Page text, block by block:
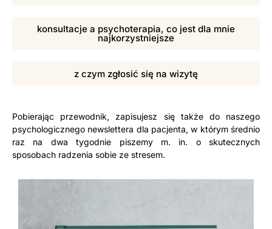
konsultacje a psychoterapia, co jest dla mnie
najkorzystniejsze
z czym zgłosić się na wizytę
Pobierając przewodnik, zapisujesz się także do naszego
psychologicznego newslettera dla pacjenta, w którym średnio
raz na dwa tygodnie piszemy m. in. o skutecznych
sposobach radzenia sobie ze stresem.